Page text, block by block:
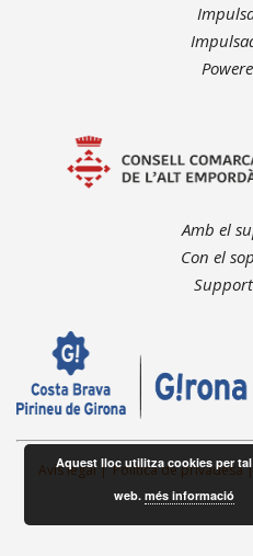
Amb el
Con el
Avís legal Política de privadesa
Aquest lloc utilitza cookies per
web. més informació